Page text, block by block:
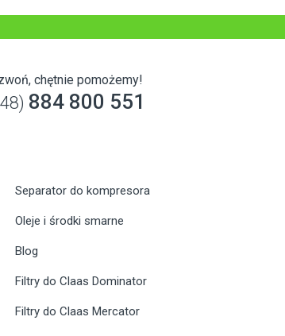
chętnie pomożemy!
884 800 551
Separator do kompresora
Oleje i środki smarne
Blog
Filtry do Claas Dominator
Filtry do Claas Mercator